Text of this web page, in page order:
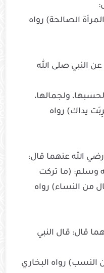
المرأة الصالحة) رواه
النبي صلى الله
ولجمالها،
يداك) رواه
الله عنهما قال:
وسلم: (ما تركت
من النساء) رواه
قال: قال النبي
النسب) رواه البخاري